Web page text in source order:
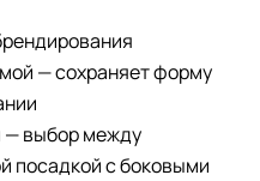
— сохраняет форму
— выбор между
посадкой с боковыми